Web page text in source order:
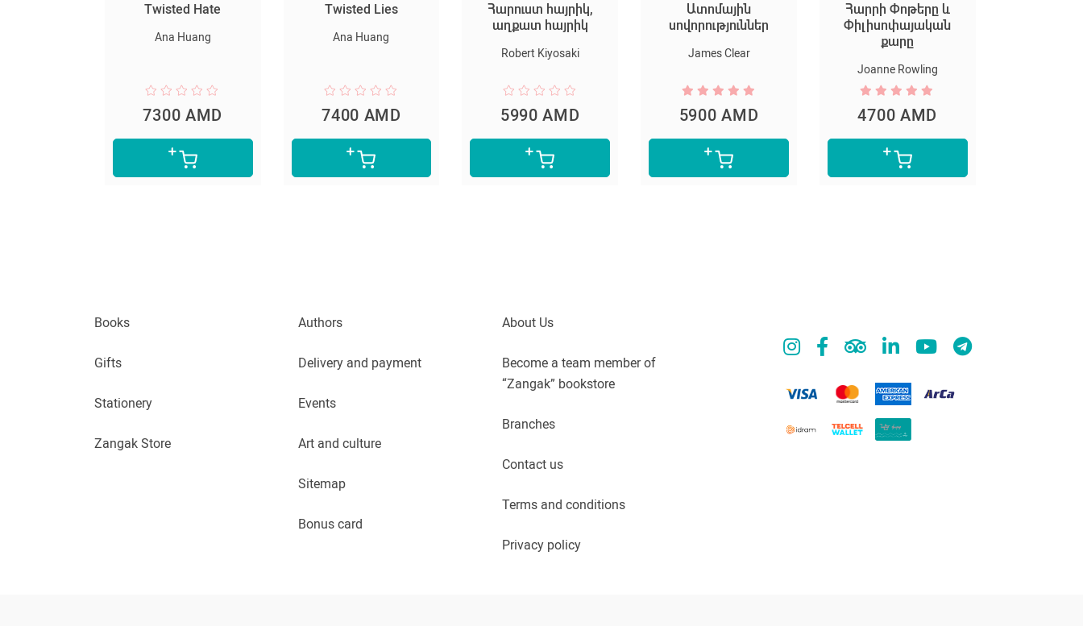
Twisted Hate
Ana Huang
7300 AMD
Twisted Lies
Ana Huang
7400 AMD
Հարուստ հայրիկ,
աղքատ հայրիկ
Robert Kiyosaki
5990 AMD
Ատոմային
սովորություններ
James Clear
5900 AMD
Հարրի Փոթերը և
Փիլիսոփայական
քարը
Joanne Rowling
4700 AMD
Books
Gifts
Stationery
Zangak Store
Authors
Delivery and payment
Events
Art and culture
Sitemap
Bonus card
About Us
Become a team member of
“Zangak” bookstore
Branches
Contact us
Terms and conditions
Privacy policy